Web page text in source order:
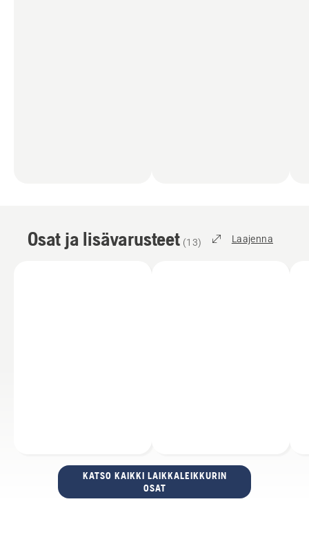
Osat ja lisävarusteet (13) Laajenna
KATSO KAIKKI LAIKKALEIKKURIN
OSAT